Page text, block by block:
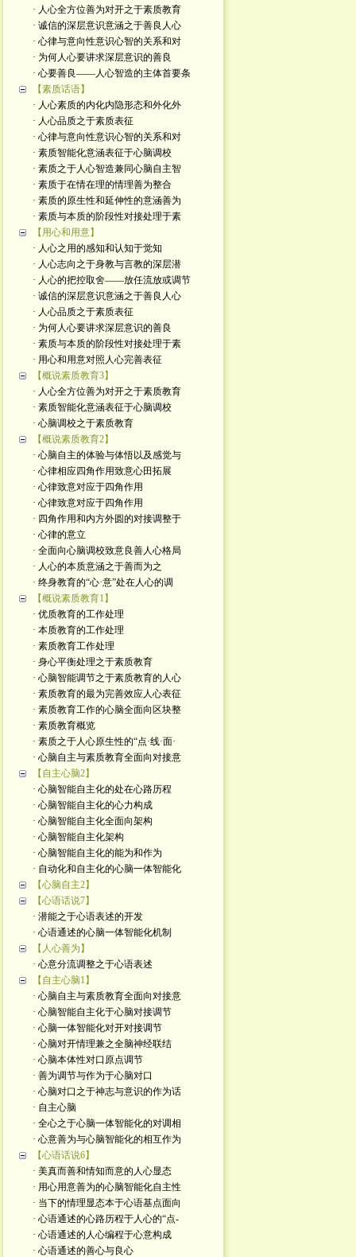
· 人心全方位善为对开之于素质教育
· 诚信的深层意识意涵之于善良人心
· 心律与意向性意识心智的关系和对
· 为何人心要讲求深层意识的善良
· 心要善良——人心智造的主体首要条
【素质话语】
· 人心素质的内化内隐形态和外化外
· 人心品质之于素质表征
· 心律与意向性意识心智的关系和对
· 素质智能化意涵表征于心脑调校
· 素质之于人心智造兼同心脑自主智
· 素质于在情在理的情理善为整合
· 素质的原生性和延伸性的意涵善为
· 素质与本质的阶段性对接处理于素
【用心和用意】
· 人心之用的感知和认知于觉知
· 人心志向之于身教与言教的深层潜
· 人心的把控取舍——放任流放或调节
· 诚信的深层意识意涵之于善良人心
· 人心品质之于素质表征
· 为何人心要讲求深层意识的善良
· 素质与本质的阶段性对接处理于素
· 用心和用意对照人心完善表征
【概说素质教育3】
· 人心全方位善为对开之于素质教育
· 素质智能化意涵表征于心脑调校
· 心脑调校之于素质教育
【概说素质教育2】
· 心脑自主的体验与体悟以及感觉与
· 心律相应四角作用致意心田拓展
· 心律致意对应于四角作用
· 心律致意对应于四角作用
· 四角作用和内方外圆的对接调整于
· 心律的意立
· 全面向心脑调校致意良善人心格局
· 人心的本质意涵之于善而为之
· 终身教育的“心·意”处在人心的调
【概说素质教育1】
· 优质教育的工作处理
· 本质教育的工作处理
· 素质教育工作处理
· 身心平衡处理之于素质教育
· 心脑智能调节之于素质教育的人心
· 素质教育的最为完善效应人心表征
· 素质教育工作的心脑全面向区块整
· 素质教育概览
· 素质之于人心原生性的“点·线·面·
· 心脑自主与素质教育全面向对接意
【自主心脑2】
· 心脑智能自主化的处在心路历程
· 心脑智能自主化的心力构成
· 心脑智能自主化全面向架构
· 心脑智能自主化架构
· 心脑智能自主化的能为和作为
· 自动化和自主化的心脑一体智能化
【心脑自主2】
【心语话说7】
· 潜能之于心语表述的开发
· 心语通述的心脑一体智能化机制
【人心善为】
· 心意分流调整之于心语表述
【自主心脑1】
· 心脑自主与素质教育全面向对接意
· 心脑智能自主化于心脑对接调节
· 心脑一体智能化对开对接调节
· 心脑对开情理兼之全脑神经联结
· 心脑本体性对口原点调节
· 善为调节与作为于心脑对口
· 心脑对口之于神志与意识的作为话
· 自主心脑
· 全心之于心脑一体智能化的对调相
· 心意善为与心脑智能化的相互作为
【心语话说6】
· 美真而善和情知而意的人心显态
· 用心用意善为的心脑智能化自主性
· 当下的情理显态本于心语基点面向
· 心语通述的心路历程于人心的“点-
· 心语通述的人心编程于心意构成
· 心语通述的善心与良心